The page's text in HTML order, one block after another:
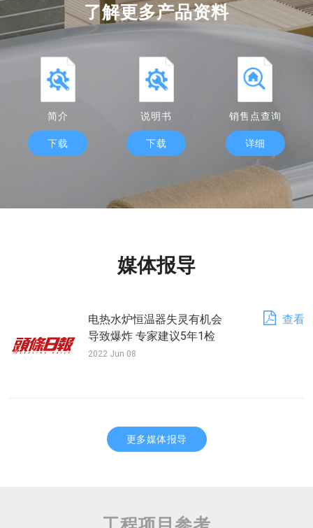
了解更多产品资料
简介
下载
说明书
下载
销售点查询
详细
媒体报导
电热水炉恒温器失灵有机会
导致爆炸 专家建议5年1检
2022 Jun 08
查看
更多媒体报导